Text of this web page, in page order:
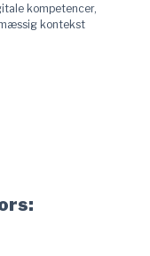
kompetencer,
kontekst